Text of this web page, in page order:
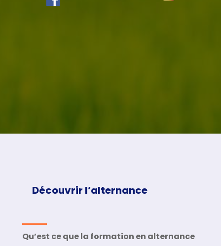
Découvrir l’alternance
Qu’est ce que la formation en alternance